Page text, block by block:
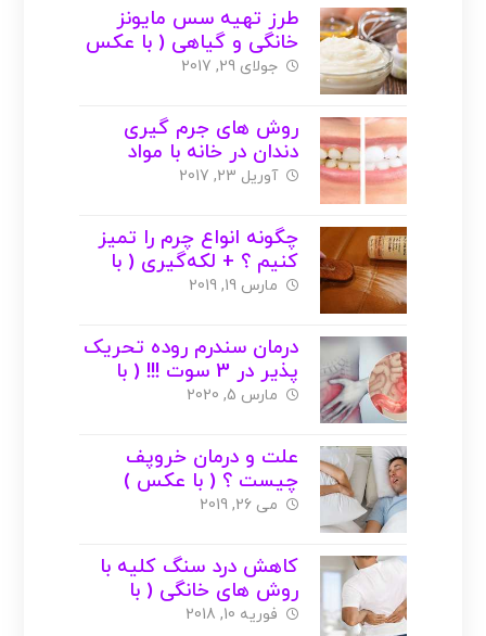
طرز تهیه سس مایونز
خانگی و گیاهی ( با عکس
)
جولای 29, 2017
روش های جرم گیری
دندان در خانه با مواد
طبیعی ( با عکس )
آوریل 23, 2017
چگونه انواع چرم را تمیز
کنیم ؟ + لکه‌گیری ( با
عکس )
مارس 19, 2019
درمان سندرم روده تحریک
پذیر در 3 سوت !!! ( با
عکس )
مارس 5, 2020
علت و درمان خروپف
چیست ؟ ( با عکس )
می 26, 2019
کاهش درد سنگ کلیه با
روش های خانگی ( با
عکس )
فوریه 10, 2018